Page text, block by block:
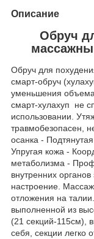
Описание
Обруч
Обруч для
смарт-обруч
уменьшения
смарт-хулахуп не
использовании.
травмобезопасен,
осанка -
Упругая кожа -
метаболизма -
внутренних
настроение.
отложения на
выполненной из
(21 секций-115см),
себя, секции легко